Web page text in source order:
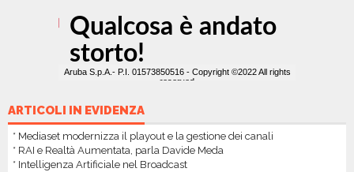
ARTICOLI IN EVIDENZA
* Mediaset modernizza il playout e la gestione dei canali
* RAI e Realtà Aumentata, parla Davide Meda
* Intelligenza Artificiale nel Broadcast